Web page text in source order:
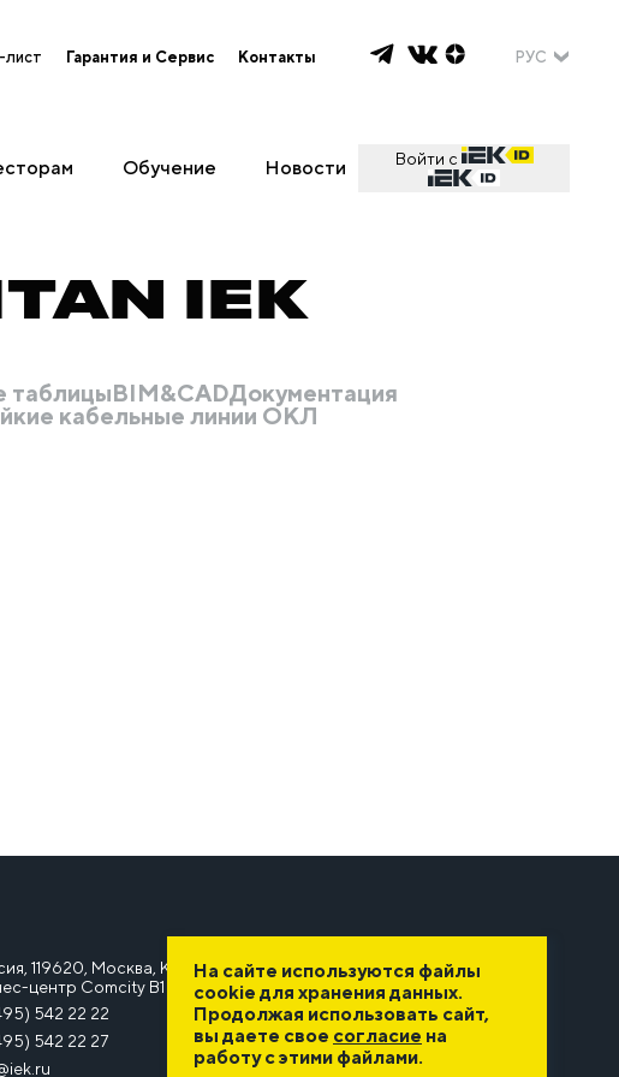
лист Гарантия и Сервис Контакты РУС
Обучение Новости Войти с
IEK
таблицыBIM&CADДокументация
кабельные линии ОКЛ
119620, Москва, Киевское шоссе, 22-й километр, 6А, стр. 1,
центр Comcity B1
542 22 22
542 22 27
На сайте используются файлы
cookie для хранения данных.
Продолжая использовать сайт,
вы даете свое согласие на
работу с этими файлами.